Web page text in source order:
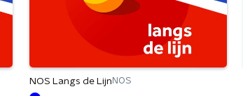
NOS Langs de Lijn NOS